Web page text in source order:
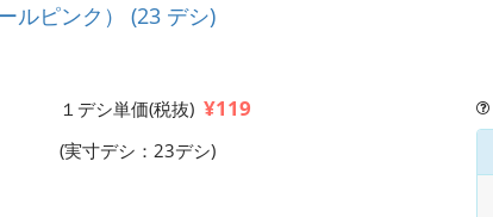
ルピンク） (23 デシ)
１デシ単価(税抜) ¥119
(実寸デシ：23デシ)